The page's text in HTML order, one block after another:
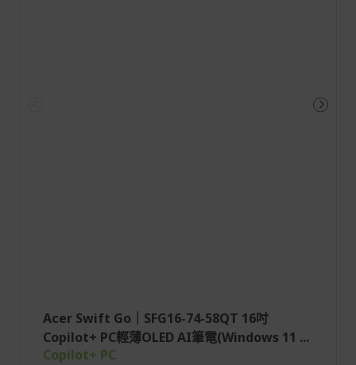
Acer Swift Go｜SFG16-74-58QT 16吋
Copilot+ PC輕薄OLED AI筆電(Windows 11 ...
Copilot+ PC